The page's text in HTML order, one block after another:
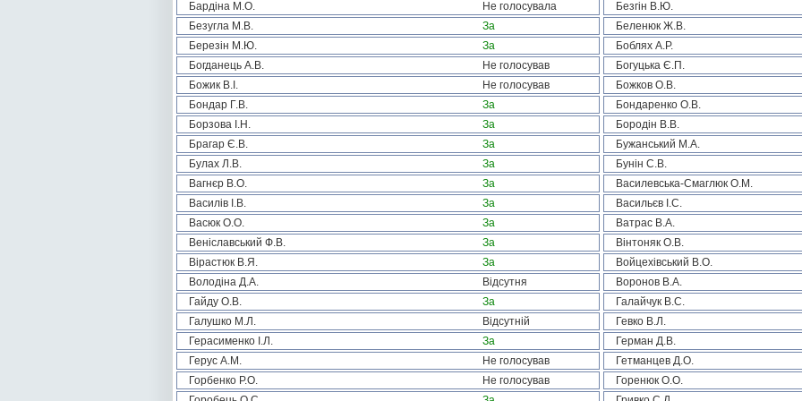
Бардіна М.О. Не голосувала
Безгін В.Ю.
Безугла М.В.
За
Беленюк Ж.В.
Березін М.Ю.
За
Боблях А.Р.
Богданець А.В.
Не голосував
Богуцька Є.П.
Божик В.І.
Не голосував
Божков О.В.
Бондар Г.В.
За
Бондаренко О.В.
Борзова І.Н.
За
Бородін В.В.
Брагар Є.В.
За
Бужанський М.А.
Булах Л.В.
За
Бунін С.В.
Вагнєр В.О.
За
Василевська-Смаглюк О.М.
Василів І.В.
За
Васильєв І.С.
Васюк О.О.
За
Ватрас В.А.
Веніславський Ф.В.
За
Вінтоняк О.В.
Вірастюк В.Я.
За
Войцехівський В.О.
Володіна Д.А.
Відсутня
Воронов В.А.
Гайду О.В.
За
Галайчук В.С.
Галушко М.Л.
Відсутній
Гевко В.Л.
Герасименко І.Л.
За
Герман Д.В.
Герус А.М.
Не голосував
Гетманцев Д.О.
Горбенко Р.О.
Не голосував
Горенюк О.О.